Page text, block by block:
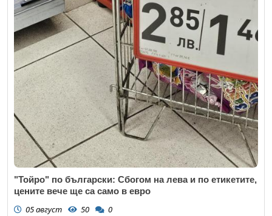
"Тойро" по български: Сбогом на лева и по етикетите,
цените вече ще са само в евро
05 август 50 0